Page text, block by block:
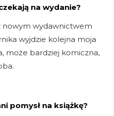
na wydanie?
nowym wydawnictwem
wyjdzie kolejna moja
może bardziej komiczna,
pomysł na książkę?